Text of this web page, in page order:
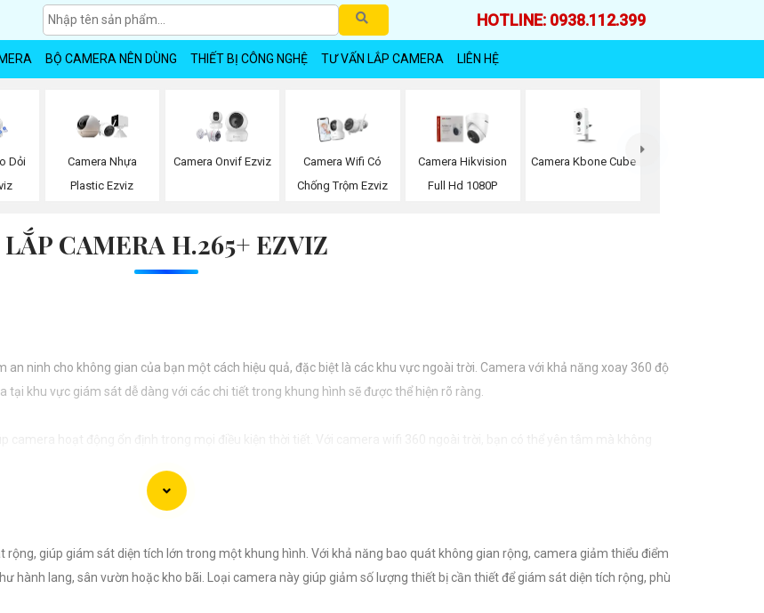
HOTLINE: 0938.112.399
BỘ CAMERA NÊN DÙNG THIẾT BỊ CÔNG NGHỆ TƯ VẤN LẮP CAMERA LIÊN HỆ
Dỏi
Camera Nhựa
Plastic Ezviz
Camera Onvif Ezviz
Camera Wifi Có
Chống Trộm Ezviz
Camera Hikvision
Full Hd 1080P
Camera Kbone Cube
LẮP CAMERA H.265+ EZVIZ
ninh cho không gian của bạn một cách hiệu quả, đặc biệt là các khu vực ngoài trời. Camera với khả năng xoay 360 độ
khu vực giám sát dễ dàng với các chi tiết trong khung hình sẽ được thể hiện rõ ràng.
camera hoạt động ổn định trong mọi điều kiện thời tiết. ️Với camera wifi 360 ngoài trời, bạn có thể yên tâm mà không
giúp giám sát diện tích lớn trong một khung hình. Với khả năng bao quát không gian rộng, camera giảm thiểu điểm
hành lang, sân vườn hoặc kho bãi. Loại camera này giúp giảm số lượng thiết bị cần thiết để giám sát diện tích rộng, phù